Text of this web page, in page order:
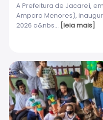
A Prefeitura de Jacareí,
Ampara Menores),
2026 a&nbs... [leia mais]